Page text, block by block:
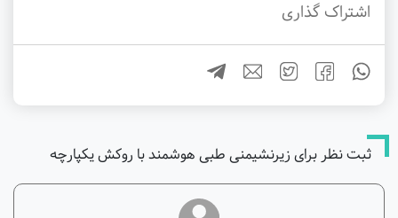
اشتراک گذاری
ثبت نظر برای زیرنشیمنی طبی هوشمند با روکش یکپارچه